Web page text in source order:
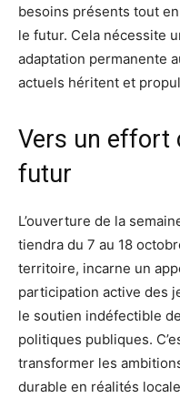
besoins présents tout
le futur. Cela nécessite
adaptation permanente
actuels héritent et
Vers un effort
futur
L’ouverture de la
tiendra du 7 au 18
territoire, incarne un
participation active des
le soutien indéfectible
politiques publiques.
transformer les
durable en réalités